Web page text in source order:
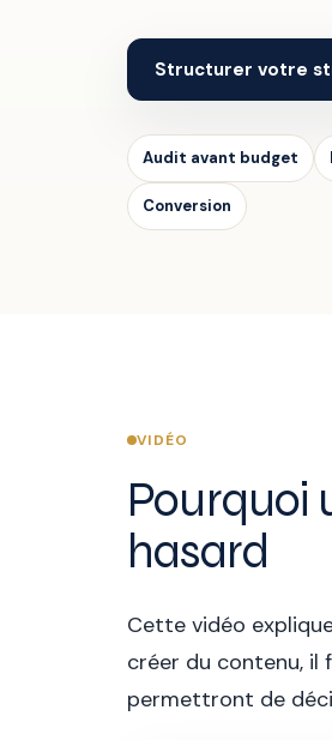
Structurer votre
Audit avant budget
Conversion
VIDÉO
Pourquoi
hasard
Cette vidéo
créer du contenu, il
permettront de